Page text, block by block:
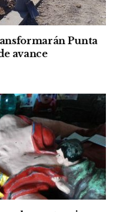
Punta
avance